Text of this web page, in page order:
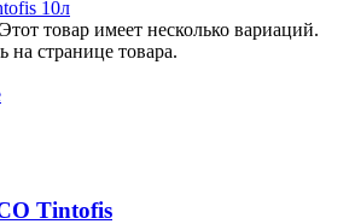
Этот товар имеет несколько вариаций.
странице товара.
Tintofis